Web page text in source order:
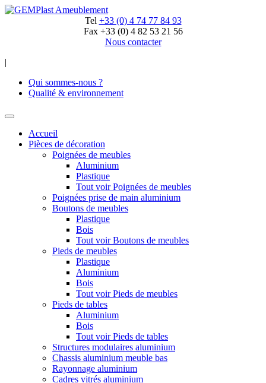
Tel +33 (0) 4 74 77 84 93
Fax +33 (0) 4 82 53 21 56
Nous contacter
|
Qui sommes-nous ?
Qualité & environnement
Accueil
Pièces de décoration
Poignées de meubles
Aluminium
Plastique
Tout voir Poignées de meubles
Poignées prise de main aluminium
Boutons de meubles
Plastique
Bois
Tout voir Boutons de meubles
Pieds de meubles
Plastique
Aluminium
Bois
Tout voir Pieds de meubles
Pieds de tables
Aluminium
Bois
Tout voir Pieds de tables
Structures modulaires aluminium
Chassis aluminium meuble bas
Rayonnage aluminium
Cadres vitrés aluminium